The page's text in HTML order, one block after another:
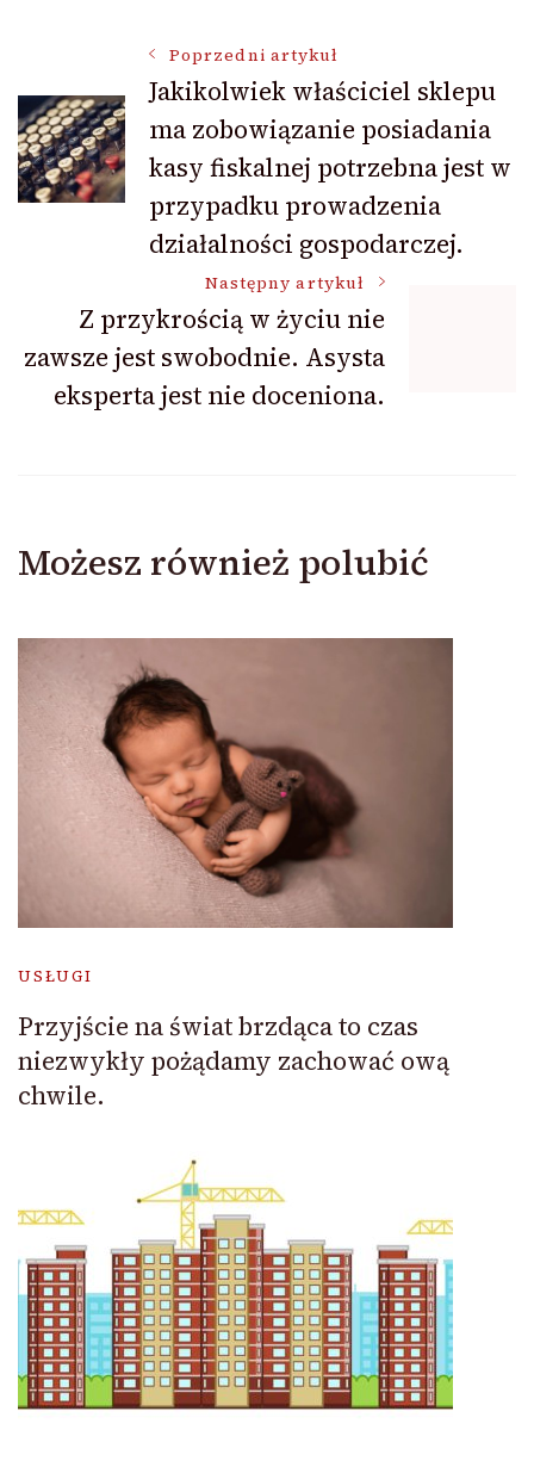
Nawigacja
wpisu
Poprzedni artykuł
Jakikolwiek właściciel sklepu
ma zobowiązanie posiadania
kasy fiskalnej potrzebna jest w
przypadku prowadzenia
działalności gospodarczej.
Następny artykuł
Z przykrością w życiu nie
zawsze jest swobodnie. Asysta
eksperta jest nie doceniona.
Możesz również polubić
USŁUGI
Przyjście na świat brzdąca to czas
niezwykły pożądamy zachować ową
chwile.